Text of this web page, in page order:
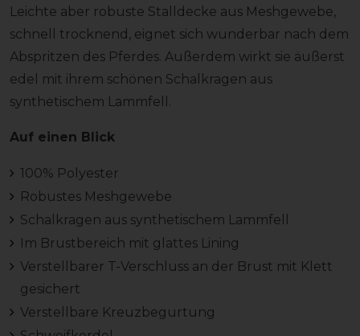
Leichte aber robuste Stalldecke aus Meshgewebe,
schnell trocknend, eignet sich wunderbar nach dem
Abspritzen des Pferdes. Außerdem wirkt sie äußerst
edel mit ihrem schönen Schalkragen aus
synthetischem Lammfell.
Auf einen Blick
100% Polyester
Robustes Meshgewebe
Schalkragen aus synthetischem Lammfell
Im Brustbereich mit glattes Lining
Verstellbarer T-Verschluss an der Brust mit Klett
gesichert
Verstellbare Kreuzbegurtung